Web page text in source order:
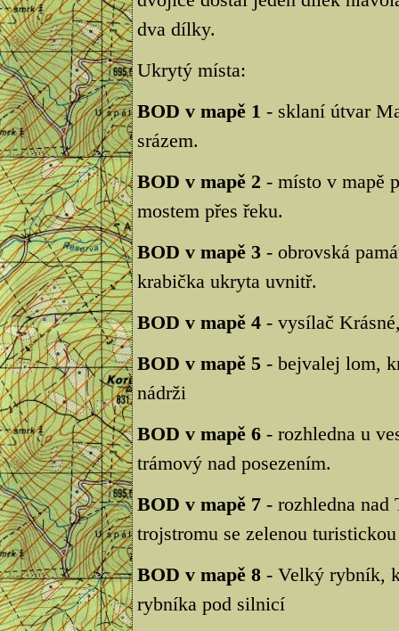
dva dílky.
Ukrytý místa:
BOD v mapě 1 - sklaní útvar
srázem.
BOD v mapě 2 - místo v mapě
mostem přes řeku.
BOD v mapě 3- obrovská
krabička ukryta uvnitř.
BOD v mapě 4- vysílač
BOD v mapě 5- bejvalej lom,
nádrži
BOD v mapě 6- rozhledna u
trámový nad posezením.
BOD v mapě 7- rozhledna nad
trojstromu se zelenou
BOD v mapě 8- Velký rybník,
rybníka pod silnicí